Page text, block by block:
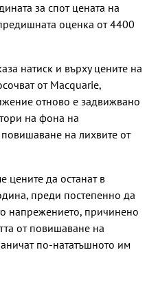
за спот цената на
оценка от 4400
натиск и върху цените на
от Macquarie,
отново е задвижвано
на фона на
на лихвите от
цените да останат в
преди постепенно да
напрежението, причинено
от повишаване на
по-нататъшното им